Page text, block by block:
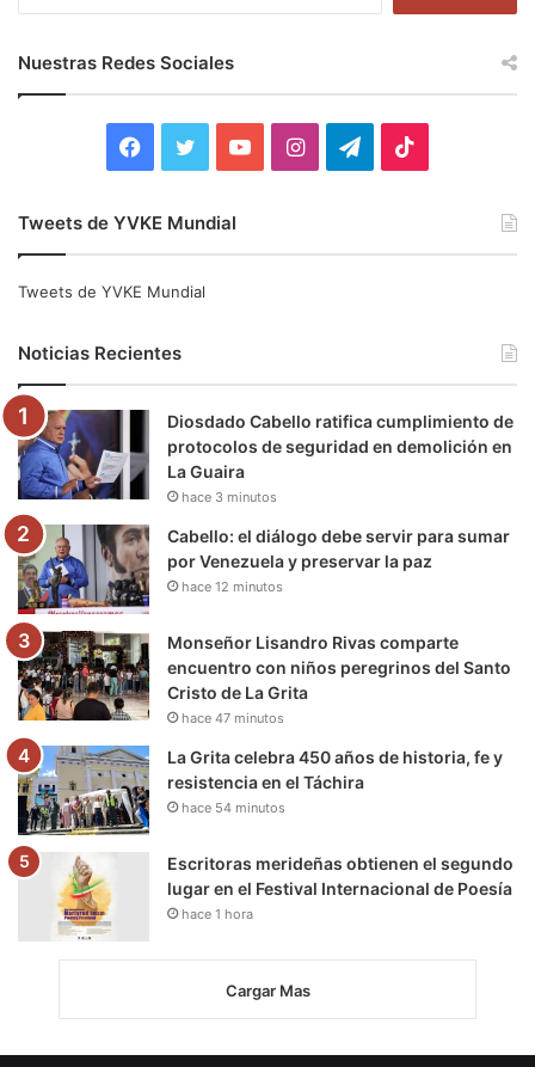
:
Nuestras Redes Sociales
e
o
k
t
e
r
b
e
I
g
r
m
r
a
k
Tweets de YVKE Mundial
Tweets de YVKE Mundial
Noticias Recientes
Diosdado Cabello ratifica cumplimiento de
protocolos de seguridad en demolición en
La Guaira
hace 3 minutos
Cabello: el diálogo debe servir para sumar
por Venezuela y preservar la paz
hace 12 minutos
Monseñor Lisandro Rivas comparte
encuentro con niños peregrinos del Santo
Cristo de La Grita
hace 47 minutos
La Grita celebra 450 años de historia, fe y
resistencia en el Táchira
hace 54 minutos
Escritoras merideñas obtienen el segundo
lugar en el Festival Internacional de Poesía
hace 1 hora
Cargar Mas